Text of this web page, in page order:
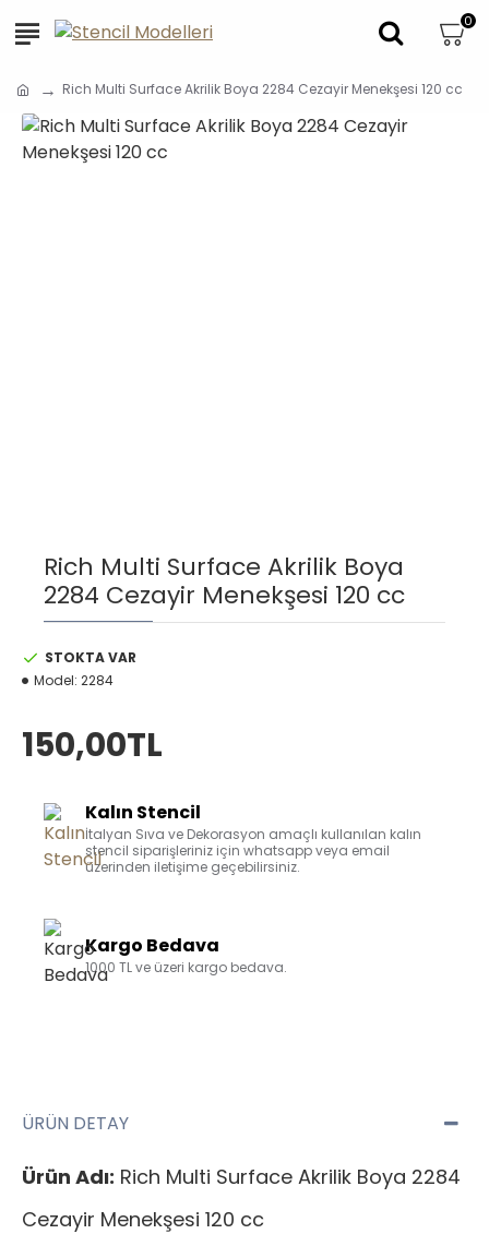
0
Rich Multi Surface Akrilik Boya 2284 Cezayir Menekşesi 120 cc
Rich Multi Surface Akrilik Boya
2284 Cezayir Menekşesi 120 cc
STOKTA VAR
Model: 2284
150,00TL
Kalın Stencil
İtalyan Sıva ve Dekorasyon amaçlı kullanılan kalın
stencil siparişleriniz için whatsapp veya email
üzerinden iletişime geçebilirsiniz.
Kargo Bedava
1000 TL ve üzeri kargo bedava.
ÜRÜN DETAY
Ürün Adı: Rich Multi Surface Akrilik Boya 2284
Cezayir Menekşesi 120 cc